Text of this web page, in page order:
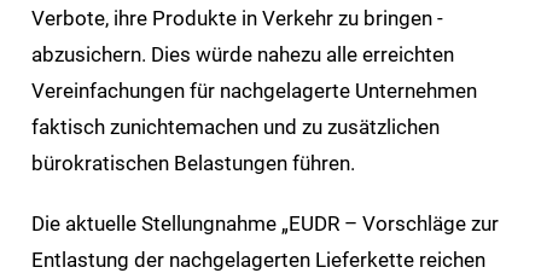
Verbote, ihre Produkte in Verkehr zu bringen -
abzusichern. Dies würde nahezu alle erreichten
Vereinfachungen für nachgelagerte Unternehmen
faktisch zunichtemachen und zu zusätzlichen
bürokratischen Belastungen führen.
Die aktuelle Stellungnahme „EUDR – Vorschläge zur
Entlastung der nachgelagerten Lieferkette reichen